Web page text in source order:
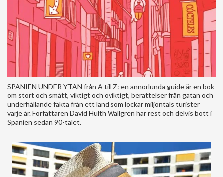
SPANIEN UNDER YTAN från A till Z: en annorlunda guide är en bok
om stort och smått, viktigt och oviktigt, berättelser från gatan och
underhållande fakta från ett land som lockar miljontals turister
varje år. Författaren David Hulth Wallgren har rest och delvis bott i
Spanien sedan 90-talet.